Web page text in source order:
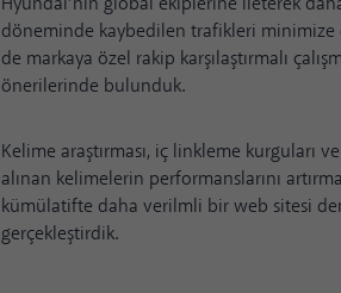
döneminde kaybedilen trafikleri minimize
de markaya özel rakip karşılaştırmalı
önerilerinde bulunduk.
Kelime araştırması, iç linkleme kurguları
alınan kelimelerin performanslarını
kümülatifte daha verilmli bir web sitesi
gerçekleştirdik.